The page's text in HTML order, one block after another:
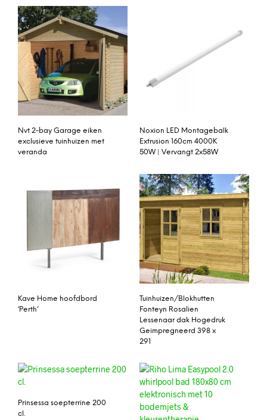
Nvt 2-bay Garage eiken
exclusieve tuinhuizen met
veranda
Noxion LED Montagebalk
Extrusion 160cm 4000K
50W | Vervangt 2x58W
Kave Home hoofdbord
‘Perth’
Tuinhuizen/Blokhutten
Fonteyn Rosalien
Lessenaar dak Hogedruk
Geimpregneerd 398 x
291
Prinsessa soepterrine 200
cl.